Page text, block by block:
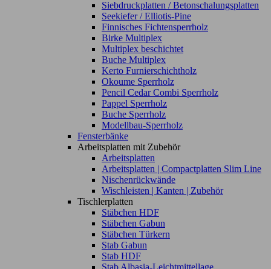
Siebdruckplatten / Betonschalungsplatten
Seekiefer / Elliotis-Pine
Finnisches Fichtensperrholz
Birke Multiplex
Multiplex beschichtet
Buche Multiplex
Kerto Furnierschichtholz
Okoume Sperrholz
Pencil Cedar Combi Sperrholz
Pappel Sperrholz
Buche Sperrholz
Modellbau-Sperrholz
Fensterbänke
Arbeitsplatten mit Zubehör
Arbeitsplatten
Arbeitsplatten | Compactplatten Slim Line
Nischenrückwände
Wischleisten | Kanten | Zubehör
Tischlerplatten
Stäbchen HDF
Stäbchen Gabun
Stäbchen Türkern
Stab Gabun
Stab HDF